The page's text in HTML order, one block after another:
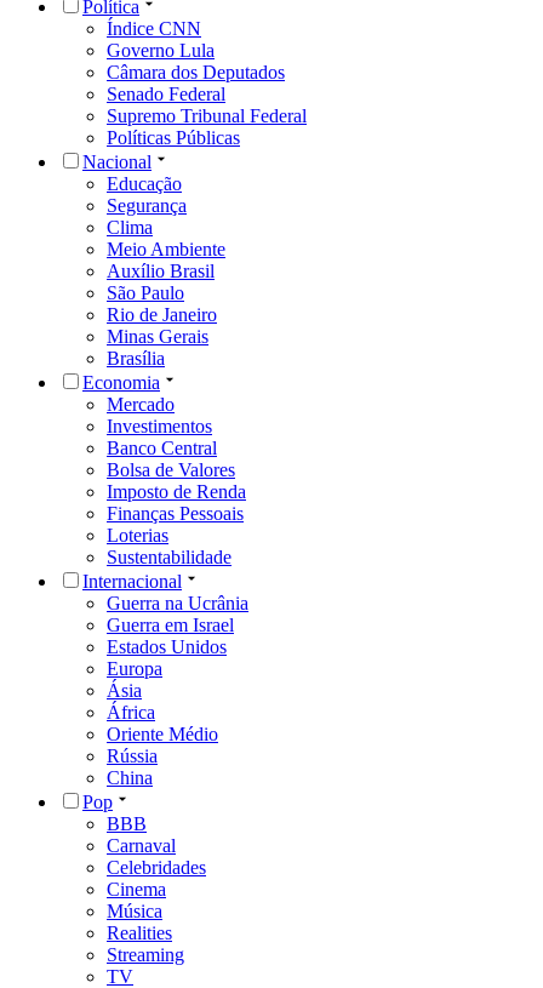
Política
Índice CNN
Governo Lula
Câmara dos Deputados
Senado Federal
Supremo Tribunal Federal
Políticas Públicas
Nacional
Educação
Segurança
Clima
Meio Ambiente
Auxílio Brasil
São Paulo
Rio de Janeiro
Minas Gerais
Brasília
Economia
Mercado
Investimentos
Banco Central
Bolsa de Valores
Imposto de Renda
Finanças Pessoais
Loterias
Sustentabilidade
Internacional
Guerra na Ucrânia
Guerra em Israel
Estados Unidos
Europa
Ásia
África
Oriente Médio
Rússia
China
Pop
BBB
Carnaval
Celebridades
Cinema
Música
Realities
Streaming
TV